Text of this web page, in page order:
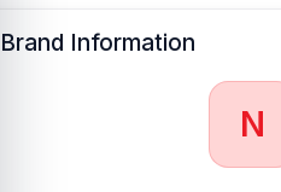
Brand Information
N